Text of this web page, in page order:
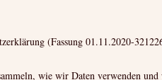
(Fassung 01.11.2020-
wie wir Daten verwenden und